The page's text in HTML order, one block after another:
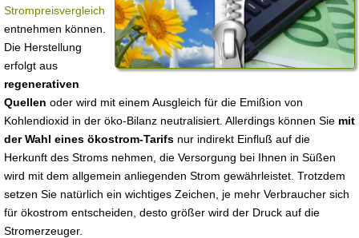
Strompreisvergleich
entnehmen können.
Die Herstellung
erfolgt aus
regenerativen
Quellen oder wird mit einem Ausgleich für die Emißion von
Kohlendioxid in der öko-Bilanz neutralisiert. Allerdings können Sie mit
der Wahl eines ökostrom-Tarifs nur indirekt Einfluß auf die
Herkunft des Stroms nehmen, die Versorgung bei Ihnen in Süßen
wird mit dem allgemein anliegenden Strom gewährleistet. Trotzdem
setzen Sie natürlich ein wichtiges Zeichen, je mehr Verbraucher sich
für ökostrom entscheiden, desto größer wird der Druck auf die
Stromerzeuger.